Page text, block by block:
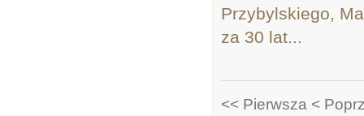
Przybylskiego,
za 30 lat...
<< Pierwsza <